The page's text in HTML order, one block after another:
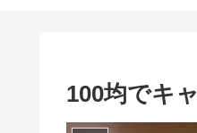
100均でキ